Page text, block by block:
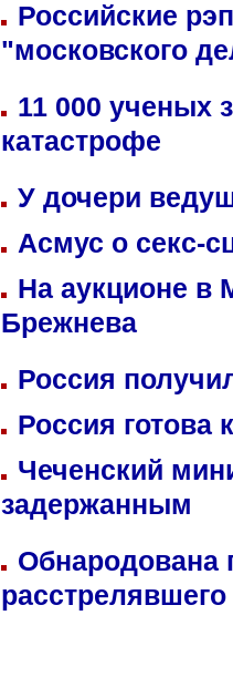
Российские
"московского
11 000 ученых
катастрофе
У дочери
Асмус о секс-
На аукционе в
Брежнева
Россия
Россия готова
Чеченский
задержанным
Обнародована